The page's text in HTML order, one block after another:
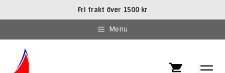
Fri frakt över 1500 kr
Menu